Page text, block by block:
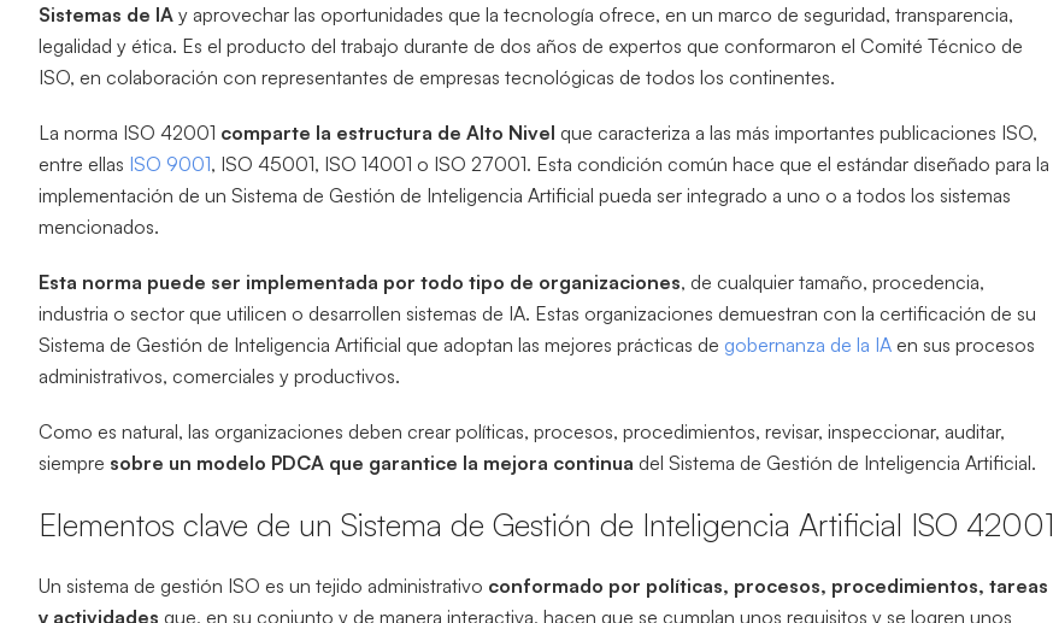
Sistemas de IA y aprovechar las oportunidades que la tecnología ofrece, en un marco de seguridad, transparencia,
legalidad y ética. Es el producto del trabajo durante de dos años de expertos que conformaron el Comité Técnico de
ISO, en colaboración con representantes de empresas tecnológicas de todos los continentes.
La norma ISO 42001 comparte la estructura de Alto Nivel que caracteriza a las más importantes publicaciones ISO,
entre ellas ISO 9001, ISO 45001, ISO 14001 o ISO 27001. Esta condición común hace que el estándar diseñado para la
implementación de un Sistema de Gestión de Inteligencia Artificial pueda ser integrado a uno o a todos los sistemas
mencionados.
Esta norma puede ser implementada por todo tipo de organizaciones, de cualquier tamaño, procedencia,
industria o sector que utilicen o desarrollen sistemas de IA. Estas organizaciones demuestran con la certificación de su
Sistema de Gestión de Inteligencia Artificial que adoptan las mejores prácticas de gobernanza de la IA en sus procesos
administrativos, comerciales y productivos.
Como es natural, las organizaciones deben crear políticas, procesos, procedimientos, revisar, inspeccionar, auditar,
siempre sobre un modelo PDCA que garantice la mejora continua del Sistema de Gestión de Inteligencia Artificial.
Elementos clave de un Sistema de Gestión de Inteligencia Artificial ISO 42001
Un sistema de gestión ISO es un tejido administrativo conformado por políticas, procesos, procedimientos, tareas
y actividades que, en su conjunto y de manera interactiva, hacen que se cumplan unos requisitos y se logren unos